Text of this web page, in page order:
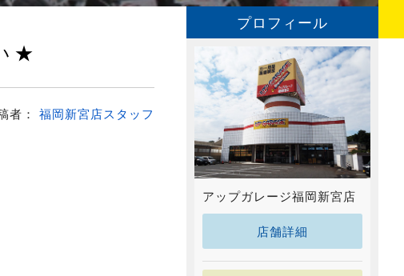
★
者： 福岡新宮店スタッフ
プロフィール
アップガレージ福岡新宮店
店舗詳細